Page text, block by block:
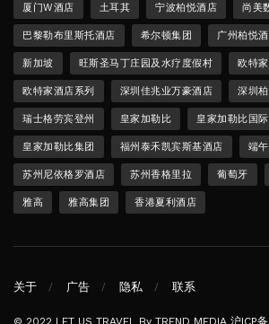
厦门W酒店 土耳其 宁波柏悦酒店 尚美
巴黎勒布里斯托酒店 希尔顿集团 广州柏悦
新加坡 旺斯圣马丁庄园及水疗度假村 欧特
欧特家酒店系列 深圳佳兆业万豪酒店 深圳
瑞士格劳宾登州 皇家加勒比 皇家加勒比国
皇家加勒比集团 福州泰禾凯宾斯基酒店 端
苏州尼依格罗酒店 苏州香格里拉 葡萄牙
雅高 雅高集团 香港夏利酒店
关于 广告 隐私 联系